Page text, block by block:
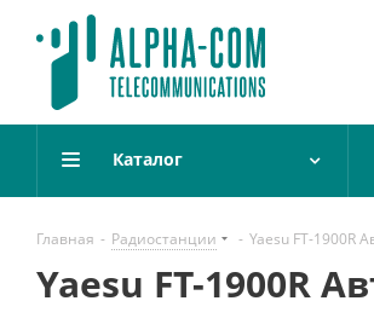
Каталог
Главная - Радиостанции - Yaesu FT-1900R
Yaesu FT-1900R